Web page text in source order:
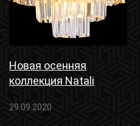
Новая осенняя
коллекция Natali
29.09.2020